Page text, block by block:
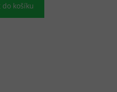
do košíku